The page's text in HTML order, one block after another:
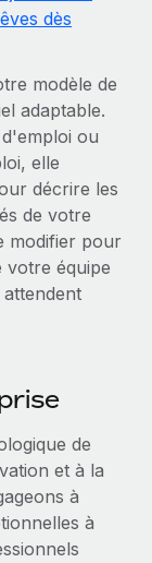
à l’emploi
simplicité
grâce à
essentiels
les RH et la
RH sur
flexible
vitesses de
dès
modèle de
adaptable.
ou
elle
décrire les
de votre
modifier pour
votre équipe
de
et à la
à
à